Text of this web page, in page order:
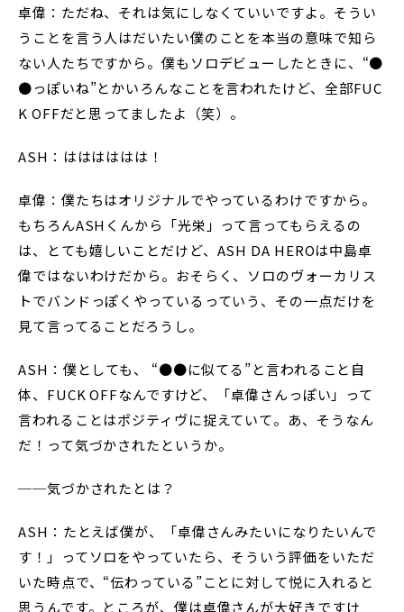
卓偉：ただね、それは気にしなくていいですよ。そうい
うことを言う人はだいたい僕のことを本当の意味で知ら
ない人たちですから。僕もソロデビューしたときに、“●
●っぽいね”とかいろんなことを言われたけど、全部FUC
K OFFだと思ってましたよ（笑）。
ASH：はははははは！
卓偉：僕たちはオリジナルでやっているわけですから。
もちろんASHくんから「光栄」って言ってもらえるの
は、とても嬉しいことだけど、ASH DA HEROは中島卓
偉ではないわけだから。おそらく、ソロのヴォーカリス
トでバンドっぽくやっているっていう、その一点だけを
見て言ってることだろうし。
ASH：僕としても、 “●●に似てる”と言われること自
体、FUCK OFFなんですけど、「卓偉さんっぽい」って
言われることはポジティヴに捉えていて。あ、そうなん
だ！って気づかされたというか。
──気づかされたとは？
ASH：たとえば僕が、「卓偉さんみたいになりたいんで
す！」ってソロをやっていたら、そういう評価をいただ
いた時点で、“伝わっている”ことに対して悦に入れると
思うんです。ところが、僕は卓偉さんが大好きですけ